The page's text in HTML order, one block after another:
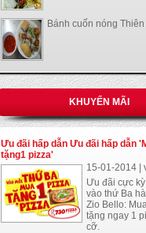
Bánh cuốn nóng
KHUYẾN MÃI
Ưu đãi hấp dẫn Ưu đãi hấp dẫn
tặng1 pizza'
15-01-2014 |
Ưu đãi cực
vào thứ Ba
Zio Bello:
tặng ngay 1
cỡ.